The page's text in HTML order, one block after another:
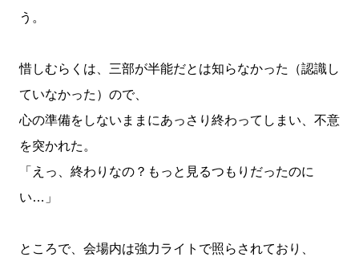
う。
惜しむらくは、三部が半能だとは知らなかった（認識し
ていなかった）ので、
心の準備をしないままにあっさり終わってしまい、不意
を突かれた。
「えっ、終わりなの？もっと見るつもりだったのに
い…」
ところで、会場内は強力ライトで照らされており、